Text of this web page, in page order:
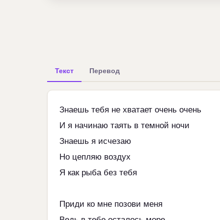
Текст Перевод
Знаешь тебя не хватает очень очень
И я начинаю таять в темной ночи
Знаешь я исчезаю
Но цепляю воздух
Я как рыба без тебя
Приди ко мне позови меня